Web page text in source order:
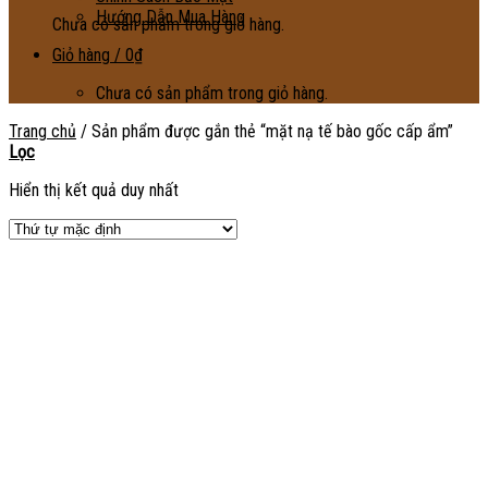
Chưa có sản phẩm trong giỏ hàng.
Hướng Dẫn Mua Hàng
Giỏ hàng / 0₫
Chưa có sản phẩm trong giỏ hàng.
Trang chủ / Sản phẩm được gắn thẻ “mặt nạ tế bào gốc cấp ẩm”
Lọc
Hiển thị kết quả duy nhất